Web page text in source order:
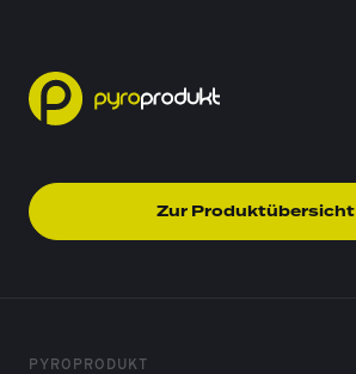
Zur Produktübersicht
PYROPRODUKT